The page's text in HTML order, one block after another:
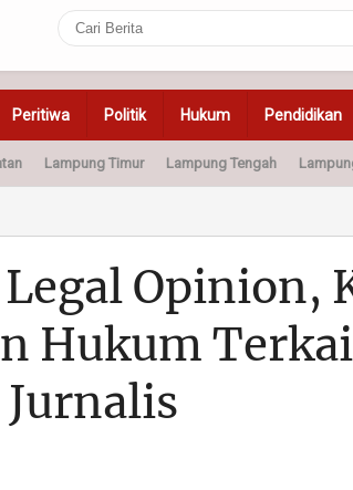
Peritiwa Politik Hukum Pendidikan
Politik Hukum Peristiwa
Lampung Timur Lampung Tengah
Opinion,
Hukum